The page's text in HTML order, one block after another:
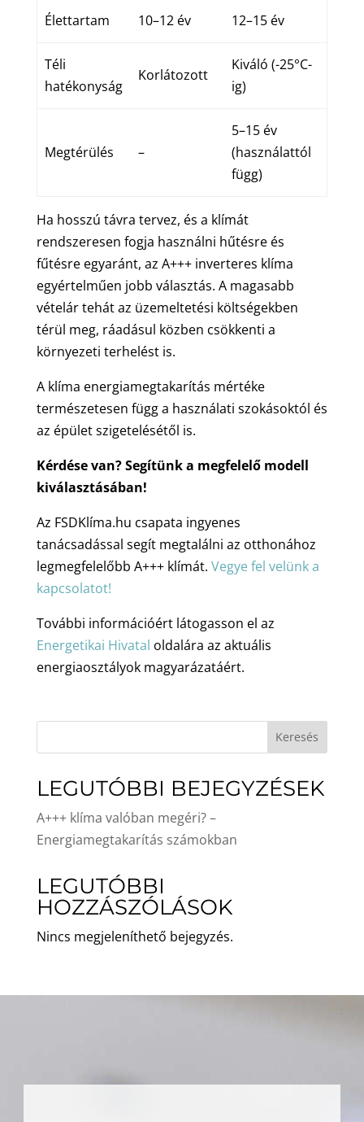
Élettartam 10–12 év 12–15 év
Téli
hatékonyság
Korlátozott
Kiváló (-25°C-
ig)
Megtérülés –
5–15 év
(használattól
függ)
Ha hosszú távra tervez, és a klímát
rendszeresen fogja használni hűtésre és
fűtésre egyaránt, az A+++ inverteres klíma
egyértelműen jobb választás. A magasabb
vételár tehát az üzemeltetési költségekben
térül meg, ráadásul közben csökkenti a
környezeti terhelést is.
A klíma energiamegtakarítás mértéke
természetesen függ a használati szokásoktól és
az épület szigetelésétől is.
Kérdése van? Segítünk a megfelelő modell
kiválasztásában!
Az FSDKlíma.hu csapata ingyenes
tanácsadással segít megtalálni az otthonához
legmegfelelőbb A+++ klímát. Vegye fel velünk a
kapcsolatot!
További információért látogasson el az
Energetikai Hivatal oldalára az aktuális
energiaosztályok magyarázatáért.
Keresés
LEGUTÓBBI BEJEGYZÉSEK
A+++ klíma valóban megéri? –
Energiamegtakarítás számokban
LEGUTÓBBI
HOZZÁSZÓLÁSOK
Nincs megjeleníthető bejegyzés.